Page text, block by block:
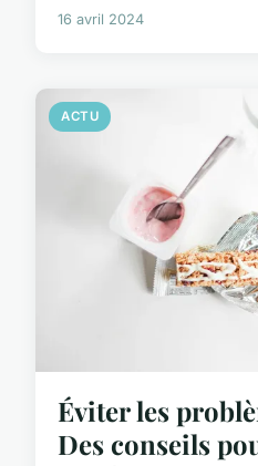
16 avril 2024
ACTU
Éviter les
Des conseils